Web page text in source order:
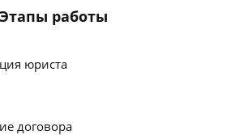
Этапы работы
юриста
договора